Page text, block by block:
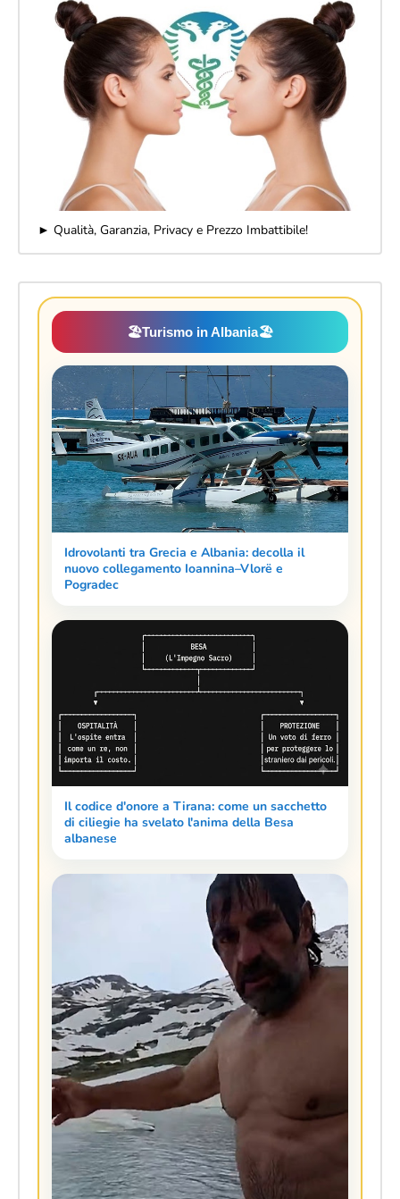
► Qualità, Garanzia, Privacy e Prezzo Imbattibile!
🏖️Turismo in Albania🏖️
Idrovolanti tra Grecia e Albania: decolla il
nuovo collegamento Ioannina–Vlorë e
Pogradec
Il codice d'onore a Tirana: come un sacchetto
di ciliegie ha svelato l'anima della Besa
albanese